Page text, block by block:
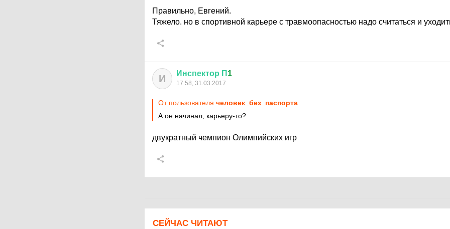
Правильно, Евгений.
Тяжело. но в спортивной карьере с травмоопасностью надо считаться и
И Инспектор П 1
17:58, 31.03.2017
От пользователя человек_без_паспорта
А он начинал, карьеру-то?
двукратный чемпион Олимпийских игр
СЕЙЧАС ЧИТАЮТ